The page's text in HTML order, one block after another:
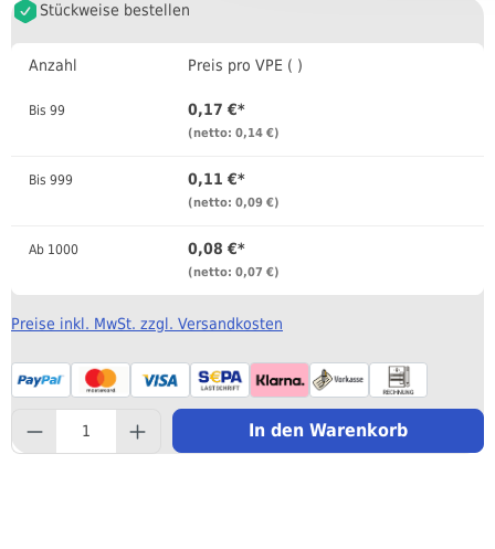
Stückweise bestellen
Anzahl Preis pro VPE ( )
Bis 99 0,17 €*
(netto: 0,14 €)
Bis 999 0,11 €*
(netto: 0,09 €)
Ab 1000 0,08 €*
(netto: 0,07 €)
Preise inkl. MwSt. zzgl. Versandkosten
In den Warenkorb